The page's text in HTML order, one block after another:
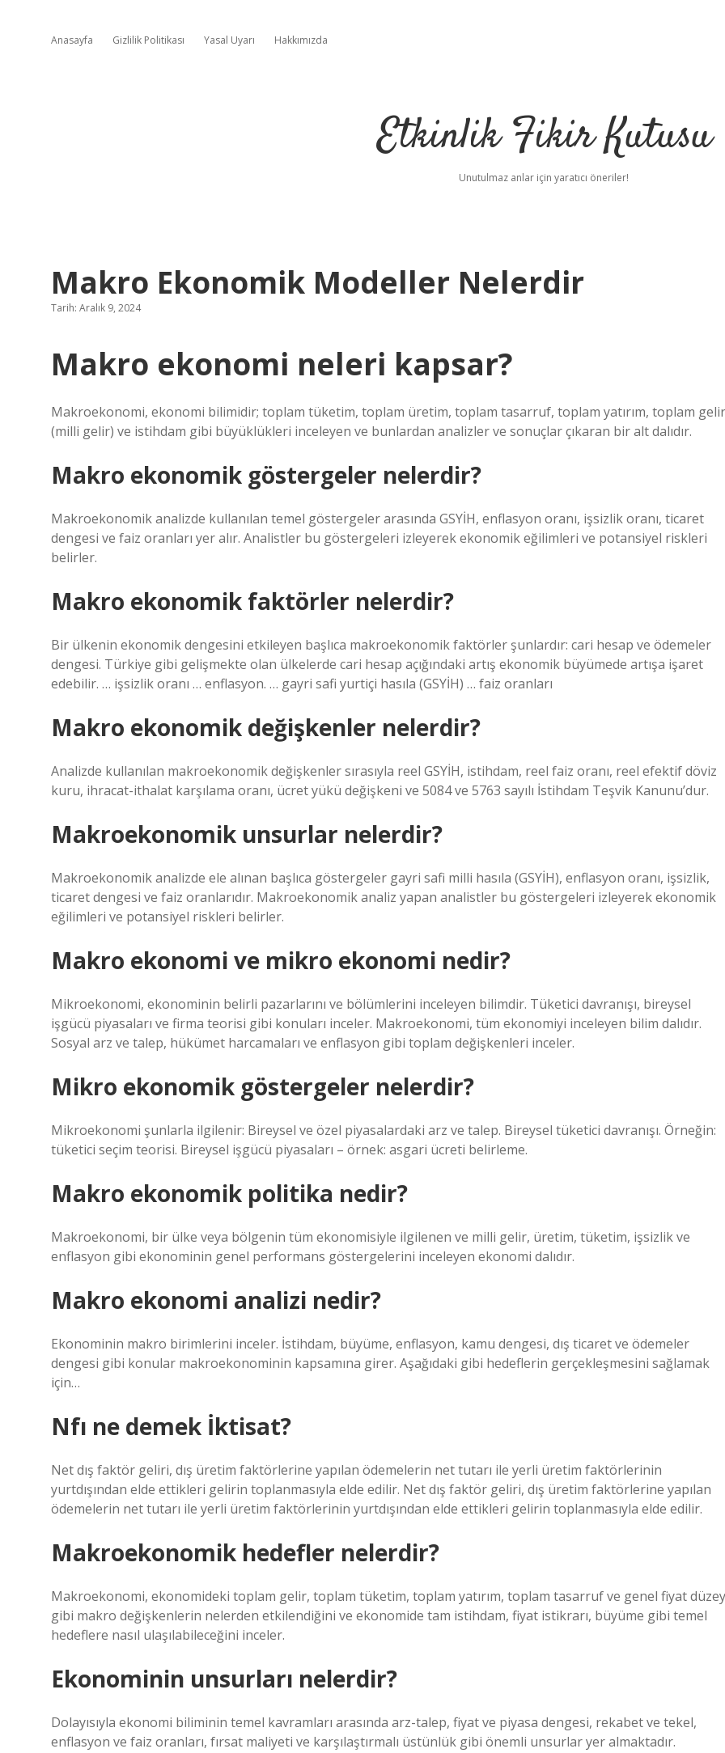
Anasayfa Gizlilik Politikası Yasal Uyarı Hakkımızda
Etkinlik Fikir Kutusu
Unutulmaz anlar için yaratıcı öneriler!
Makro Ekonomik Modeller Nelerdir
Tarih: Aralık 9, 2024
Makro ekonomi neleri kapsar?
Makroekonomi, ekonomi bilimidir; toplam tüketim, toplam üretim, toplam tasarruf, toplam yatırım, toplam gelir
(milli gelir) ve istihdam gibi büyüklükleri inceleyen ve bunlardan analizler ve sonuçlar çıkaran bir alt dalıdır.
Makro ekonomik göstergeler nelerdir?
Makroekonomik analizde kullanılan temel göstergeler arasında GSYİH, enflasyon oranı, işsizlik oranı, ticaret
dengesi ve faiz oranları yer alır. Analistler bu göstergeleri izleyerek ekonomik eğilimleri ve potansiyel riskleri
belirler.
Makro ekonomik faktörler nelerdir?
Bir ülkenin ekonomik dengesini etkileyen başlıca makroekonomik faktörler şunlardır: cari hesap ve ödemeler
dengesi. Türkiye gibi gelişmekte olan ülkelerde cari hesap açığındaki artış ekonomik büyümede artışa işaret
edebilir. … işsizlik oranı … enflasyon. … gayri safi yurtiçi hasıla (GSYİH) … faiz oranları
Makro ekonomik değişkenler nelerdir?
Analizde kullanılan makroekonomik değişkenler sırasıyla reel GSYİH, istihdam, reel faiz oranı, reel efektif döviz
kuru, ihracat-ithalat karşılama oranı, ücret yükü değişkeni ve 5084 ve 5763 sayılı İstihdam Teşvik Kanunu’dur.
Makroekonomik unsurlar nelerdir?
Makroekonomik analizde ele alınan başlıca göstergeler gayri safi milli hasıla (GSYİH), enflasyon oranı, işsizlik,
ticaret dengesi ve faiz oranlarıdır. Makroekonomik analiz yapan analistler bu göstergeleri izleyerek ekonomik
eğilimleri ve potansiyel riskleri belirler.
Makro ekonomi ve mikro ekonomi nedir?
Mikroekonomi, ekonominin belirli pazarlarını ve bölümlerini inceleyen bilimdir. Tüketici davranışı, bireysel
işgücü piyasaları ve firma teorisi gibi konuları inceler. Makroekonomi, tüm ekonomiyi inceleyen bilim dalıdır.
Sosyal arz ve talep, hükümet harcamaları ve enflasyon gibi toplam değişkenleri inceler.
Mikro ekonomik göstergeler nelerdir?
Mikroekonomi şunlarla ilgilenir: Bireysel ve özel piyasalardaki arz ve talep. Bireysel tüketici davranışı. Örneğin:
tüketici seçim teorisi. Bireysel işgücü piyasaları – örnek: asgari ücreti belirleme.
Makro ekonomik politika nedir?
Makroekonomi, bir ülke veya bölgenin tüm ekonomisiyle ilgilenen ve milli gelir, üretim, tüketim, işsizlik ve
enflasyon gibi ekonominin genel performans göstergelerini inceleyen ekonomi dalıdır.
Makro ekonomi analizi nedir?
Ekonominin makro birimlerini inceler. İstihdam, büyüme, enflasyon, kamu dengesi, dış ticaret ve ödemeler
dengesi gibi konular makroekonominin kapsamına girer. Aşağıdaki gibi hedeflerin gerçekleşmesini sağlamak
için…
Nfı ne demek İktisat?
Net dış faktör geliri, dış üretim faktörlerine yapılan ödemelerin net tutarı ile yerli üretim faktörlerinin
yurtdışından elde ettikleri gelirin toplanmasıyla elde edilir. Net dış faktör geliri, dış üretim faktörlerine yapılan
ödemelerin net tutarı ile yerli üretim faktörlerinin yurtdışından elde ettikleri gelirin toplanmasıyla elde edilir.
Makroekonomik hedefler nelerdir?
Makroekonomi, ekonomideki toplam gelir, toplam tüketim, toplam yatırım, toplam tasarruf ve genel fiyat
gibi makro değişkenlerin nelerden etkilendiğini ve ekonomide tam istihdam, fiyat istikrarı, büyüme gibi temel
hedeflere nasıl ulaşılabileceğini inceler.
Ekonominin unsurları nelerdir?
Dolayısıyla ekonomi biliminin temel kavramları arasında arz-talep, fiyat ve piyasa dengesi, rekabet ve tekel,
enflasyon ve faiz oranları, fırsat maliyeti ve karşılaştırmalı üstünlük gibi önemli unsurlar yer almaktadır.